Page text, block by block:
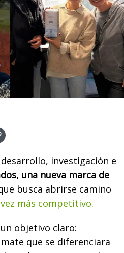
investigación e
una nueva marca de
busca abrirse camino
más competitivo.
objetivo claro:
que se diferenciara